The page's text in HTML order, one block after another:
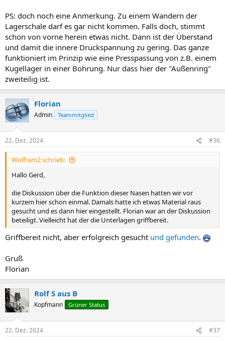
PS: doch noch eine Anmerkung. Zu einem Wandern der
Lagerschale darf es gar nicht kommen. Falls doch, stimmt
schon von vorne herein etwas nicht. Dann ist der Überstand
und damit die innere Druckspannung zu gering. Das ganze
funktioniert im Prinzip wie eine Presspassung von z.B. einem
Kugellager in einer Bohrung. Nur dass hier der "Außenring"
zweiteilig ist.
Florian
Admin Teammitglied
22. Dez. 2024 #36
Wolfram2 schrieb:
Hallo Gerd,
die Diskussion über die Funktion dieser Nasen hatten wir vor
kurzem hier schon einmal. Damals hatte ich etwas Material raus
gesucht und es dann hier eingestellt. Florian war an der Diskussion
beteiligt. Vielleicht hat der die Unterlagen griffbereit.
Griffbereit nicht, aber erfolgreich gesucht und gefunden.
Gruß
Florian
Rolf S aus B
Kopfmann Grüner Status
22. Dez. 2024 #37